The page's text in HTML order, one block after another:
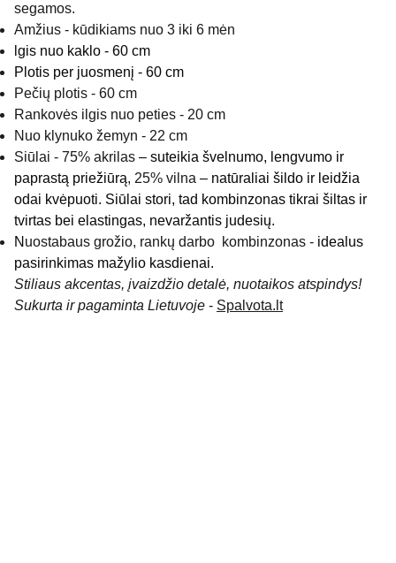
segamos.
Amžius - kūdikiams nuo 3 iki 6 mėn
lgis nuo kaklo - 60 cm
Plotis per juosmenį - 60 cm
Pečių plotis - 60 cm
Rankovės ilgis nuo peties - 20 cm
Nuo klynuko žemyn - 22 cm
Siūlai - 75% akrilas – suteikia švelnumo, lengvumo ir
paprastą priežiūrą, 25% vilna – natūraliai šildo ir leidžia
odai kvėpuoti. Siūlai stori, tad kombinzonas tikrai šiltas ir
tvirtas bei elastingas, nevaržantis judesių.
N uostabaus grožio, rankų darbo kombinzonas - idealus
pasirinkimas mažylio kasdienai.
Stiliaus akcentas, įvaizdžio detalė, nuotaikos atspindys!
Sukurta ir pagaminta Lietuvoje - Spalvota.lt